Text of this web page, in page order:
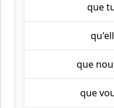
que
que
que